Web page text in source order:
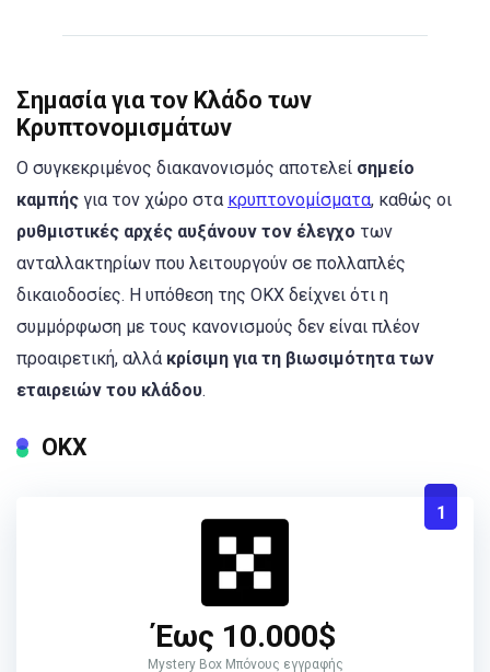
Σημασία για τον Κλάδο των
Κρυπτονομισμάτων
Ο συγκεκριμένος διακανονισμός αποτελεί σημείο
καμπής για τον χώρο στα κρυπτονομίσματα, καθώς οι
ρυθμιστικές αρχές αυξάνουν τον έλεγχο των
ανταλλακτηρίων που λειτουργούν σε πολλαπλές
δικαιοδοσίες. Η υπόθεση της OKX δείχνει ότι η
συμμόρφωση με τους κανονισμούς δεν είναι πλέον
προαιρετική, αλλά κρίσιμη για τη βιωσιμότητα των
εταιρειών του κλάδου.
OKX
1
Έως 10.000$
Mystery Box Μπόνους εγγραφής